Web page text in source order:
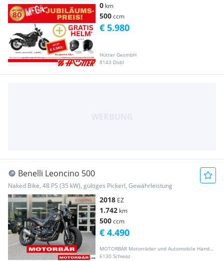
0 km
500ccm
Hütter GesmbH
8143 Dobl
€ 5.980
Benelli Leoncino 500
Naked Bike, 48 PS (35 kW), gültiges Pickerl, Gewährleistung
2018 EZ
1.742 km
500ccm
MOTORBÄR Motorräder und Automobile Handelsgesellschaft m.b.H.
6130 Schwaz
€ 4.490